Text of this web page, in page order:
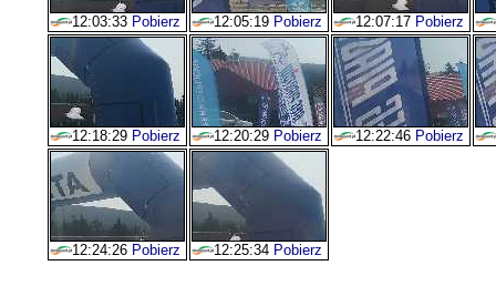
12:03:33 Pobierz 12:05:19 Pobierz 12:07:17 Pobierz
12:18:29 Pobierz 12:20:29 Pobierz 12:22:46 Pobierz
12:24:26 Pobierz 12:25:34 Pobierz